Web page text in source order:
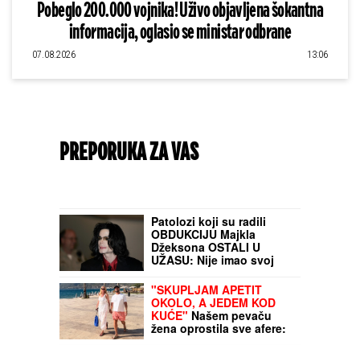
Pobeglo 200.000 vojnika! Uživo objavljena šokantna
informacija, oglasio se ministar odbrane
07.08.2026 13:06
PREPORUKA ZA VAS
Patolozi koji su radili
OBDUKCIJU Majkla
Džeksona OSTALI U
UŽASU: Nije imao svoj
raspadalo, a evo šta su
mu pronašli u želucu
"SKUPLJAM APETIT
OKOLO, A JEDEM KOD
KUĆE" Našem pevaču
žena oprostila sve afere: